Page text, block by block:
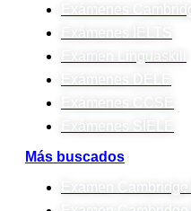
Exámenes
Exámenes IELTS
Examen Linguaskill
Exámenes DELE
Exámenes CCSE
Exámenes SIELE
Más buscados
Examen